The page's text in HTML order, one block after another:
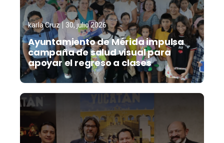
karla Cruz 30, julio 2026
Ayuntamiento de Mérida impulsa
campaña de salud visual para
apoyar el regreso a clases